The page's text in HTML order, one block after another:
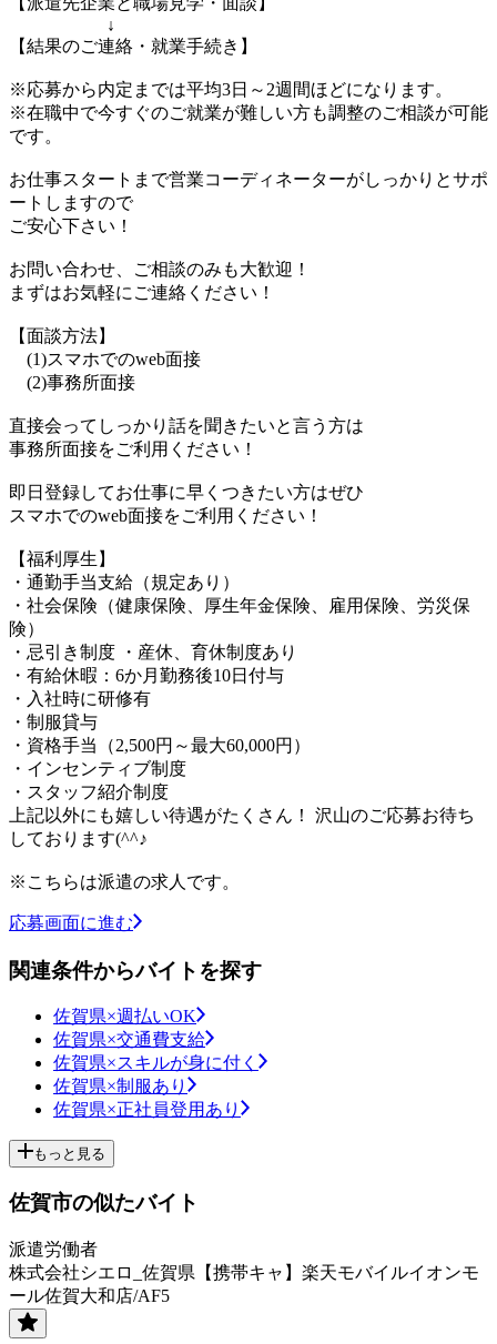
↓
【結果のご連絡・就業手続き】
※応募から内定までは平均3日～2週間ほどになります。
※在職中で今すぐのご就業が難しい方も調整のご相談が可能
です。
お仕事スタートまで営業コーディネーターがしっかりとサポ
ートしますので
ご安心下さい！
お問い合わせ、ご相談のみも大歓迎！
まずはお気軽にご連絡ください！
【面談方法】
(1)スマホでのweb面接
(2)事務所面接
直接会ってしっかり話を聞きたいと言う方は
事務所面接をご利用ください！
即日登録してお仕事に早くつきたい方はぜひ
スマホでのweb面接をご利用ください！
【福利厚生】
・通勤手当支給（規定あり）
・社会保険（健康保険、厚生年金保険、雇用保険、労災保
険）
・忌引き制度 ・産休、育休制度あり
・有給休暇：6か月勤務後10日付与
・入社時に研修有
・制服貸与
・資格手当（2,500円～最大60,000円）
・インセンティブ制度
・スタッフ紹介制度
上記以外にも嬉しい待遇がたくさん！ 沢山のご応募お待ち
しております(^^♪
※こちらは派遣の求人です。
応募画面に進む
関連条件からバイトを探す
佐賀県×週払いOK
佐賀県×交通費支給
佐賀県×スキルが身に付く
佐賀県×制服あり
佐賀県×正社員登用あり
もっと見る
佐賀市の似たバイト
派遣労働者
株式会社シエロ_佐賀県【携帯キャ】楽天モバイルイオンモ
ール佐賀大和店/AF5